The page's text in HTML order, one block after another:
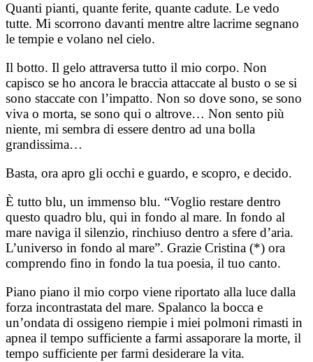
Quanti pianti, quante ferite, quante cadute. Le vedo
tutte. Mi scorrono davanti mentre altre lacrime segnano
le tempie e volano nel cielo.
Il botto. Il gelo attraversa tutto il mio corpo. Non
capisco se ho ancora le braccia attaccate al busto o se si
sono staccate con l’impatto. Non so dove sono, se sono
viva o morta, se sono qui o altrove… Non sento più
niente, mi sembra di essere dentro ad una bolla
grandissima…
Basta, ora apro gli occhi e guardo, e scopro, e decido.
È tutto blu, un immenso blu. “Voglio restare dentro
questo quadro blu, qui in fondo al mare. In fondo al
mare naviga il silenzio, rinchiuso dentro a sfere d’aria.
L’universo in fondo al mare”. Grazie Cristina (*) ora
comprendo fino in fondo la tua poesia, il tuo canto.
Piano piano il mio corpo viene riportato alla luce dalla
forza incontrastata del mare. Spalanco la bocca e
un’ondata di ossigeno riempie i miei polmoni rimasti in
apnea il tempo sufficiente a farmi assaporare la morte, il
tempo sufficiente per farmi desiderare la vita.